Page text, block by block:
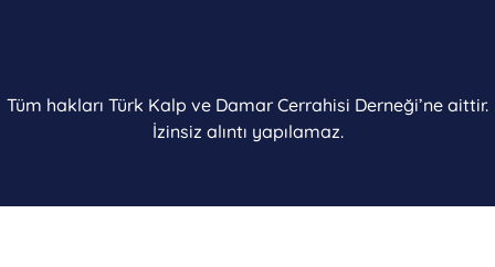
Tüm hakları Türk Kalp ve Damar Cerrahisi Derneği’ne aittir.
İzinsiz alıntı yapılamaz.